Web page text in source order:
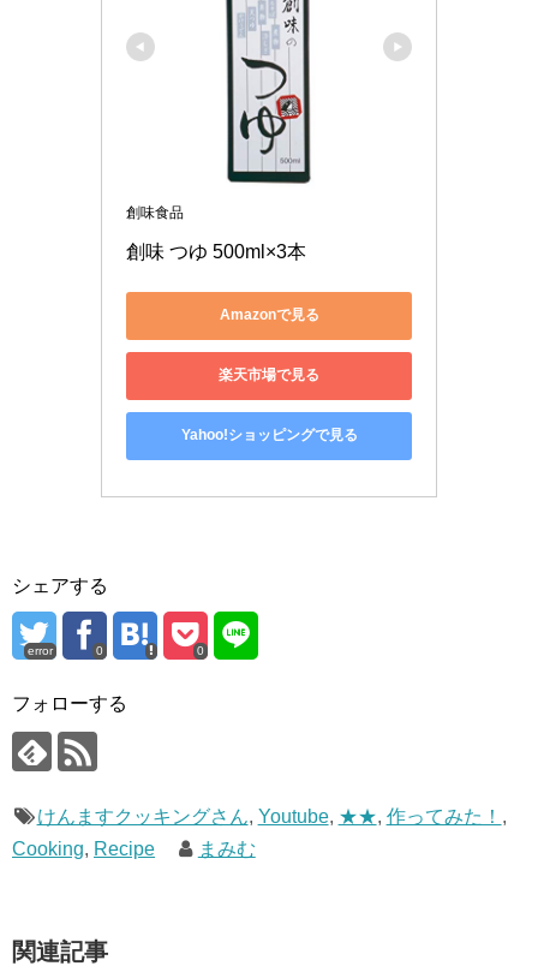
創味食品
創味 つゆ 500ml×3本
Amazonで見る
楽天市場で見る
Yahoo!ショッピングで見る
シェアする
error 0 0
フォローする
けんますクッキングさん, Youtube, ★★, 作ってみた！ ,
Cooking, Recipe まみむ
関連記事